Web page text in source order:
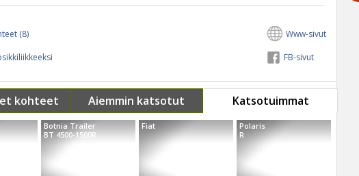
(8)
Www-sivut
FB-sivut
kohteet Aiemmin katsotut Katsotuimmat
Botnia Trailer
BT 4500-1500R
Fiat
Polaris
R